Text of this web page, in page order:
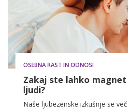
OSEBNA RAST IN ODNOSI
Zakaj ste lahko
ljudi?
Naše ljubezenske izkušnje se